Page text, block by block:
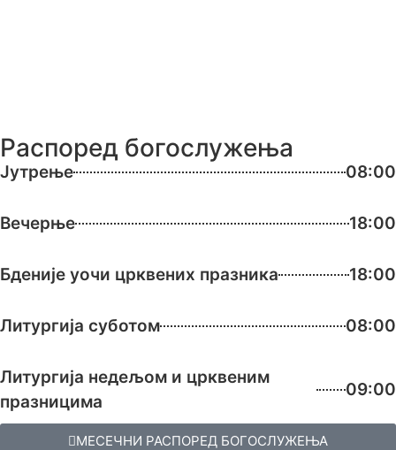
Распоред богослужења
Јутрење 08:00
Вечерње 18:00
Бденије уочи црквених празника 18:00
Литургија суботом 08:00
Литургија недељом и црквеним
празницима
09:00
МЕСЕЧНИ РАСПОРЕД БОГОСЛУЖЕЊА